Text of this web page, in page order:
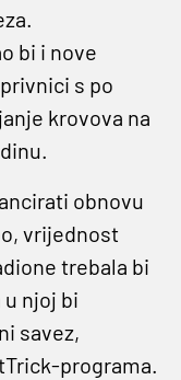
bi i nove
s po
krovova na
obnovu
vrijednost
trebala bi
u njoj bi
savez,
programa.